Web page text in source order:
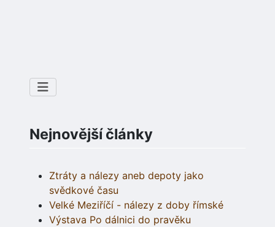
Nejnovější články
Ztráty a nálezy aneb depoty jako
svědkové času
Velké Meziříčí - nálezy z doby římské
Výstava Po dálnici do pravěku